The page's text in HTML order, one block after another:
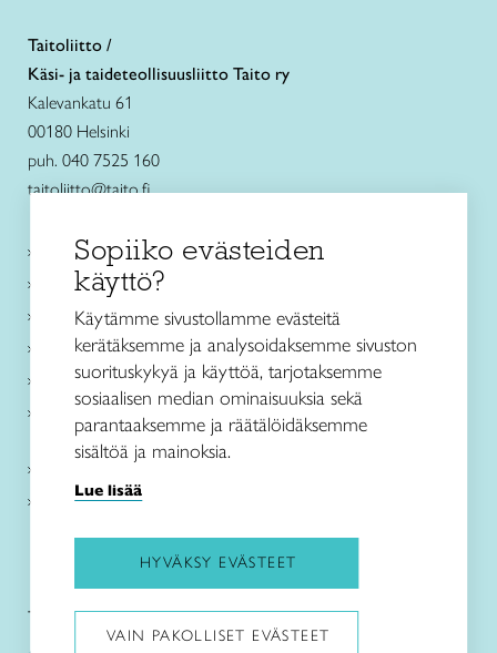
Taitoliitto /
Käsi- ja taideteollisuusliitto Taito ry
Kalevankatu 61
00180 Helsinki
puh. 040 7525 160
taitoliitto@taito.fi
Käsityökurssit ja koulutus
Ajankohtaista
Käsityöohjeet
Me olemme Taito
Paikallinen toiminta
Verkkokaupat
Kirjaudu Arviin
Kirjaudu Taitocampukseen
Taitoliitto: Taito-lehti:
Sopiiko evästeiden
käyttö?
Käytämme sivustollamme evästeitä
kerätäksemme ja analysoidaksemme sivuston
suorituskykyä ja käyttöä, tarjotaksemme
sosiaalisen median ominaisuuksia sekä
parantaaksemme ja räätälöidäksemme
sisältöä ja mainoksia.
Lue lisää
HYVÄKSY EVÄSTEET
VAIN PAKOLLISET EVÄSTEET